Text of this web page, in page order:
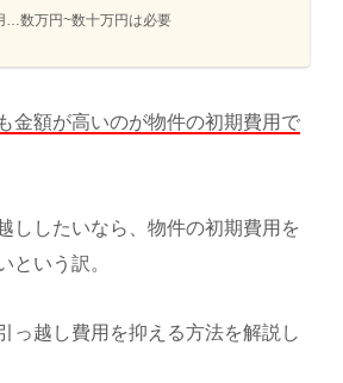
…数万円~数十万円は必要
金額が高いのが物件の初期費用で
ししたいなら、物件の初期費用を
という訳。
っ越し費用を抑える方法を解説し